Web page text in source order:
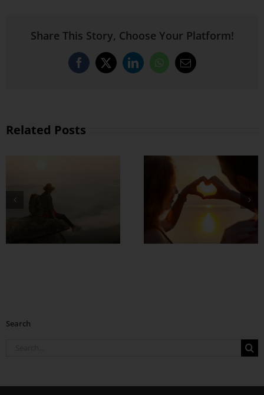
Share This Story, Choose Your Platform!
Facebook
X LinkedInWhatsApp
Email
Related Posts
အချစ်တွေ ပိုတိုးလာ
Search